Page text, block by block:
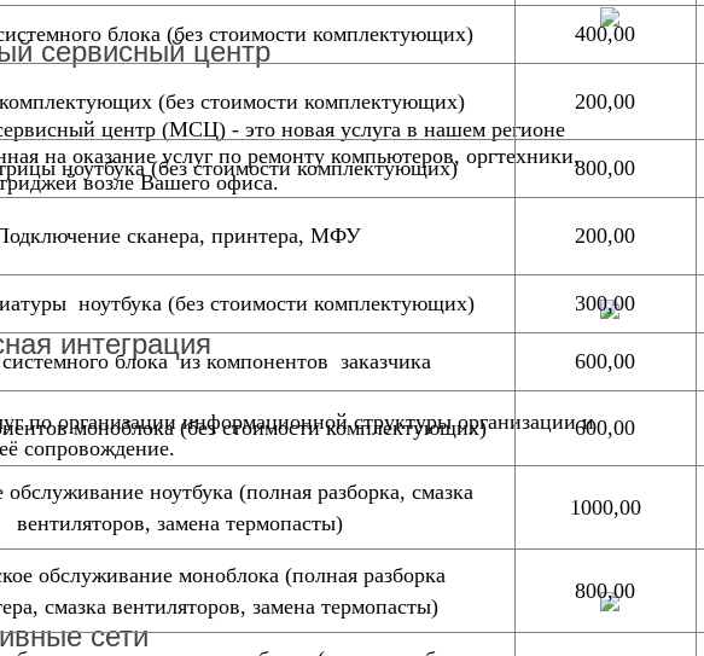
сервисный центр
центр (МСЦ) - это новая услуга в нашем регионе
на оказание услуг по ремонту компьютеров, оргтехники,
возле Вашего офиса.
интеграция
по организации информационной структуры организации и
сопровождение.
сети
блока (без стоимости комплектующих) 400,00
(без стоимости комплектующих) 200,00
ноутбука (без стоимости комплектующих) 800,00
сканера, принтера, МФУ 200,00
ноутбука (без стоимости комплектующих) 300,00
блока из компонентов заказчика 600,00
моноблока (без стоимости комплектующих) 600,00
обслуживание ноутбука (полная разборка, смазка
вентиляторов, замена термопасты)
1000,00
обслуживание моноблока (полная разборка
смазка вентиляторов, замена термопасты)
800,00